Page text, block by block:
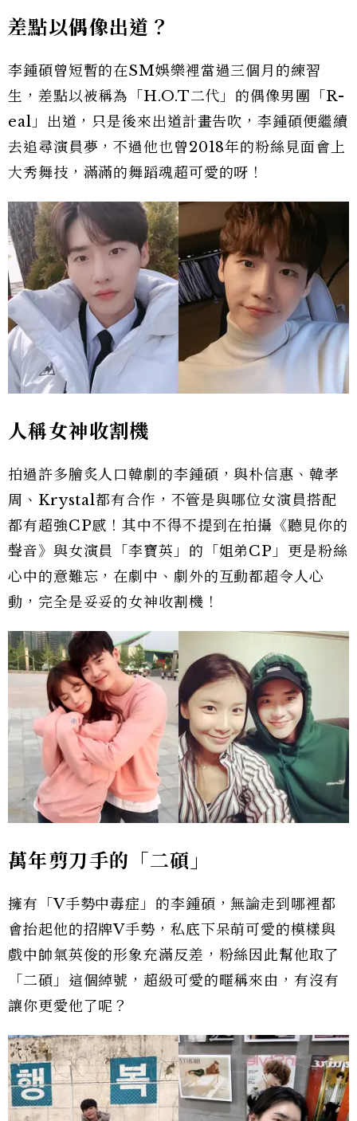
差點以偶像出道？
李鍾碩曾短暫的在SM娛樂裡當過三個月的練習
生，差點以被稱為「H.O.T二代」的偶像男團「R-
eal」出道，只是後來出道計畫告吹，李鍾碩便繼續
去追尋演員夢，不過他也曾2018年的粉絲見面會上
大秀舞技，滿滿的舞蹈魂超可愛的呀！
人稱女神收割機
拍過許多膾炙人口韓劇的李鍾碩，與朴信惠、韓孝
周、Krystal都有合作，不管是與哪位女演員搭配
都有超強CP感！其中不得不提到在拍攝《聽見你的
聲音》與女演員「李寶英」的「姐弟CP」更是粉絲
心中的意難忘，在劇中、劇外的互動都超令人心
動，完全是妥妥的女神收割機！
萬年剪刀手的「二碩」
擁有「V手勢中毒症」的李鍾碩，無論走到哪裡都
會抬起他的招牌V手勢，私底下呆萌可愛的模樣與
戲中帥氣英俊的形象充滿反差，粉絲因此幫他取了
「二碩」這個綽號，超級可愛的暱稱來由，有沒有
讓你更愛他了呢？